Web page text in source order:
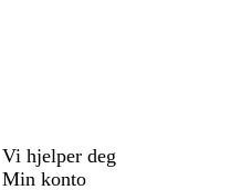
Vi hjelper deg
Min konto